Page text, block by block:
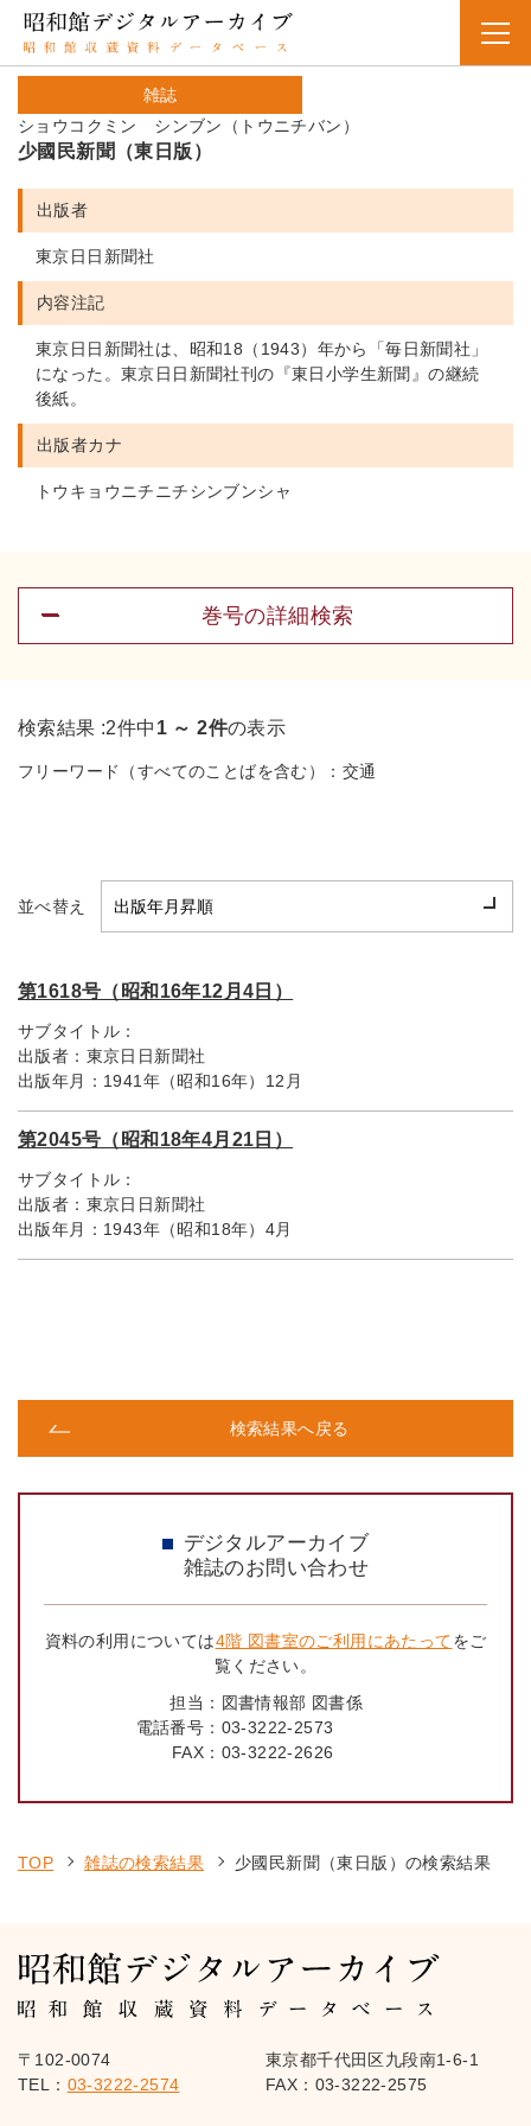
雑誌
ショウコクミン シンブン（トウニチバン）
少國民新聞（東日版）
出版者
東京日日新聞社
内容注記
東京日日新聞社は、昭和18（1943）年から「毎日新聞社」
になった。東京日日新聞社刊の『東日小学生新聞』の継続
後紙。
出版者カナ
トウキョウニチニチシンブンシャ
巻号の詳細検索
検索結果 :2件中 1 ～ 2件の表示
フリーワード（すべてのことばを含む）： 交通
並べ替え
第1618号（昭和16年12月4日）
サブタイトル：
出版者： 東京日日新聞社
出版年月： 1941年（昭和16年）12月
第2045号（昭和18年4月21日）
サブタイトル：
出版者： 東京日日新聞社
出版年月： 1943年（昭和18年）4月
検索結果へ戻る
デジタルアーカイブ
雑誌のお問い合わせ
資料の利用については4階 図書室のご利用にあたってをご
覧ください。
担当： 図書情報部 図書係
電話番号： 03-3222-2573
FAX： 03-3222-2626
TOP 雑誌の検索結果 少國民新聞（東日版）の検索結果
〒102-0074
東京都千代田区九段南1-6-1
TEL： 03-3222-2574 FAX：03-3222-2575